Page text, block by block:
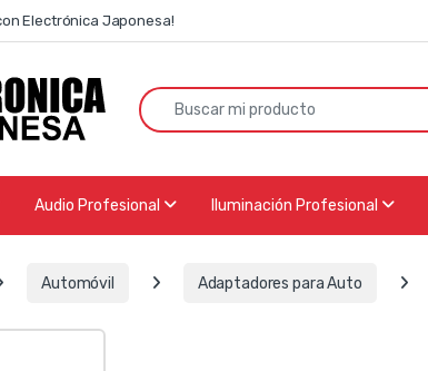
Electrónica Japonesa!
Search for:
Audio Profesional Iluminación Profesional
Automóvil Adaptadores para Auto